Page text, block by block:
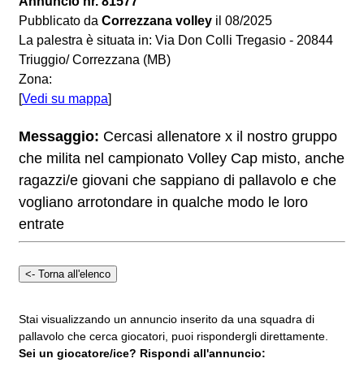
Pubblicato da Correzzana volley il 08/2025
La palestra è situata in: Via Don Colli Tregasio - 20844
Triuggio/ Correzzana (MB)
Zona:
[Vedi su mappa]
Messaggio: Cercasi allenatore x il nostro gruppo
che milita nel campionato Volley Cap misto, anche
ragazzi/e giovani che sappiano di pallavolo e che
vogliano arrotondare in qualche modo le loro
entrate
Stai visualizzando un annuncio inserito da una squadra di
pallavolo che cerca giocatori, puoi rispondergli direttamente.
Sei un giocatore/ice? Rispondi all'annuncio: